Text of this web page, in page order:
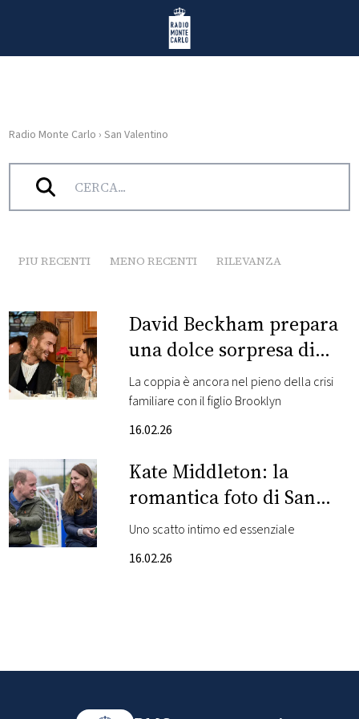
Radio Monte Carlo
HOME
RADIO
NEWS
FOTO
EVENTI
VIDEO
Radio Monte Carlo › San Valentino
Tag:San Valentino
PIU RECENTI MENO RECENTI RILEVANZA
David Beckham prepara
una dolce sorpresa di
San Valentino: il video
La coppia è ancora nel pieno della crisi
familiare con il figlio Brooklyn
16.02.26
Kate Middleton: la
romantica foto di San
Valentino
Uno scatto intimo ed essenziale
16.02.26